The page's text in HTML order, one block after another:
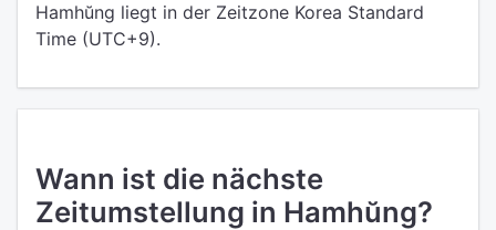
Hamhŭng liegt in der Zeitzone Korea Standard
Time (UTC+9).
Wann ist die nächste
Zeitumstellung in Hamhŭng?